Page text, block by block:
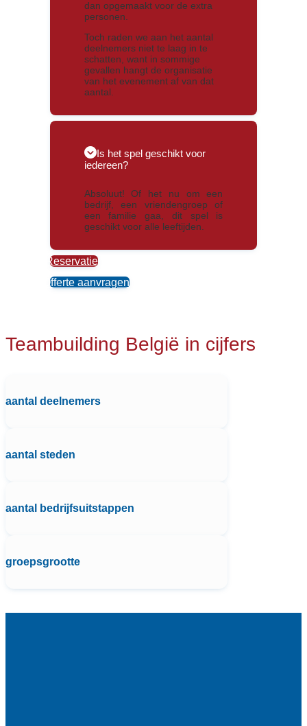
dan opgemaakt voor de extra
personen.
Toch raden we aan het aantal
deelnemers niet te laag in te
schatten, want in sommige
gevallen hangt de organisatie
van het evenement af van dat
aantal.
Is het spel geschikt voor
iedereen?
Absoluut! Of het nu om een
bedrijf, een vriendengroep of
een familie gaa, dit spel is
geschikt voor alle leeftijden.
Reservatie
Offerte aanvragen
Teambuilding België in cijfers
aantal deelnemers
aantal steden
aantal bedrijfsuitstappen
groepsgrootte